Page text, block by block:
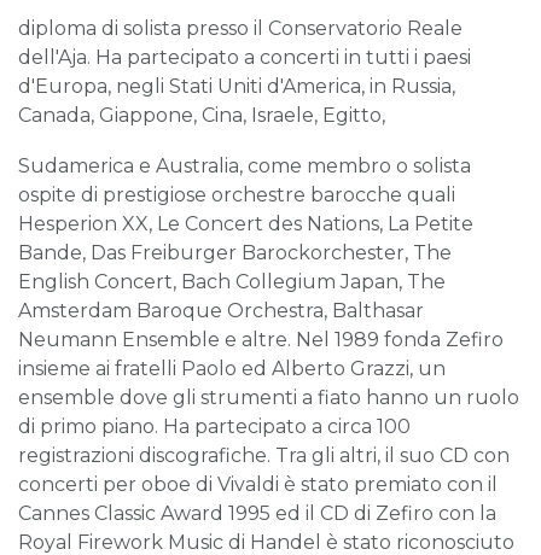
diploma di solista presso il Conservatorio Reale
dell'Aja. Ha partecipato a concerti in tutti i paesi
d'Europa, negli Stati Uniti d'America, in Russia,
Canada, Giappone, Cina, Israele, Egitto,
Sudamerica e Australia, come membro o solista
ospite di prestigiose orchestre barocche quali
Hesperion XX, Le Concert des Nations, La Petite
Bande, Das Freiburger Barockorchester, The
English Concert, Bach Collegium Japan, The
Amsterdam Baroque Orchestra, Balthasar
Neumann Ensemble e altre. Nel 1989 fonda Zefiro
insieme ai fratelli Paolo ed Alberto Grazzi, un
ensemble dove gli strumenti a fiato hanno un ruolo
di primo piano. Ha partecipato a circa 100
registrazioni discografiche. Tra gli altri, il suo CD con
concerti per oboe di Vivaldi è stato premiato con il
Cannes Classic Award 1995 ed il CD di Zefiro con la
Royal Firework Music di Handel è stato riconosciuto